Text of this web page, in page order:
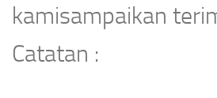
kamisampaikan
Catatan :